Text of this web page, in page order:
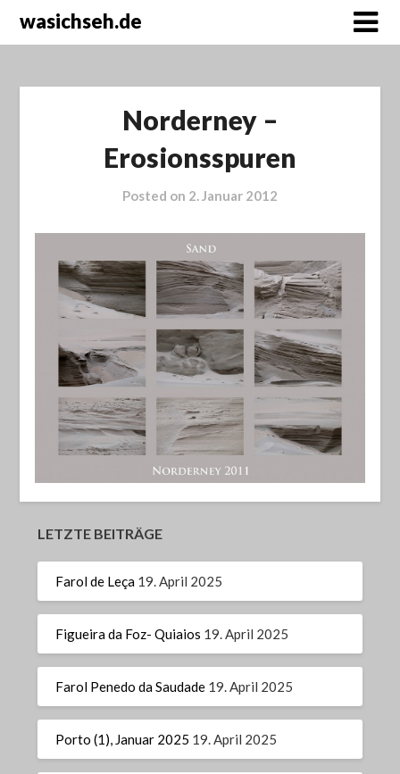
wasichseh.de
Norderney –
Erosionsspuren
Posted on 2. Januar 2012
LETZTE BEITRÄGE
Farol de Leça 19. April 2025
Figueira da Foz- Quiaios 19. April 2025
Farol Penedo da Saudade 19. April 2025
Porto (1), Januar 2025 19. April 2025